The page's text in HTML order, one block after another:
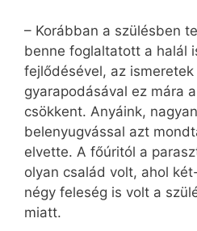
– Korábban a szülésben
benne foglaltatott a halál
fejlődésével, az
gyarapodásával ez mára
csökkent. Anyáink,
belenyugvással azt
elvette. A főúritól a
olyan család volt, ahol
négy feleség is volt a
miatt.